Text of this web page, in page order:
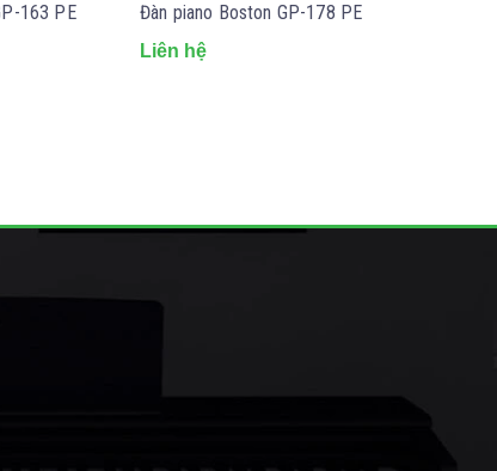
163 PE Đàn piano Boston GP-178 PE
Liên hệ